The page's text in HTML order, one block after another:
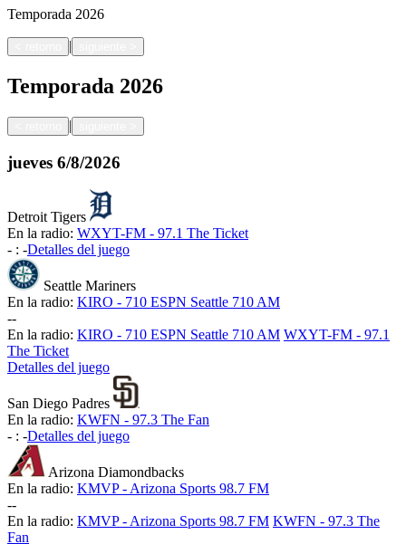
Temporada 2026
|
Temporada 2026
|
jueves 6/8/2026
Detroit Tigers
En la radio: WXYT-FM - 97.1 The Ticket
- : -Detalles del juego
Seattle Mariners
En la radio: KIRO - 710 ESPN Seattle 710 AM
--
En la radio: KIRO - 710 ESPN Seattle 710 AM WXYT-FM - 97.1
The Ticket
Detalles del juego
San Diego Padres
En la radio: KWFN - 97.3 The Fan
- : -Detalles del juego
Arizona Diamondbacks
En la radio: KMVP - Arizona Sports 98.7 FM
--
En la radio: KMVP - Arizona Sports 98.7 FM KWFN - 97.3 The
Fan